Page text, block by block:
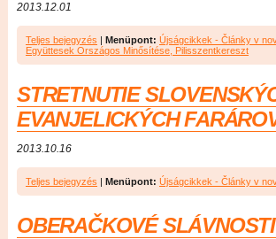
2013.12.01
Teljes bejegyzés | Menüpont: Újságcikkek - Články v
Együttesek Országos Minősítése, Pilisszentkereszt
STRETNUTIE
EVANJELICKÝCH
2013.10.16
Teljes bejegyzés | Menüpont: Újságcikkek - Články v
OBERAČKOVÉ